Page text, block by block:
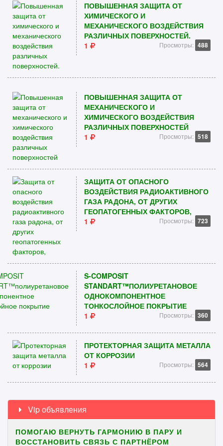
ПОВЫШЕННАЯ ЗАЩИТА ОТ
ХИМИЧЕСКОГО И
МЕХАНИЧЕСКОГО ВОЗДЕЙСТВИЯ
РАЗЛИЧНЫХ ПОВЕРХНОСТЕЙ.
1
Просмотры: 488
ПОВЫШЕННАЯ ЗАЩИТА ОТ
МЕХАНИЧЕСКОГО И
ХИМИЧЕСКОГО ВОЗДЕЙСТВИЯ
РАЗЛИЧНЫХ ПОВЕРХНОСТЕЙ
1
Просмотры: 518
ЗАЩИТА ОТ ОПАСНОГО
ВОЗДЕЙСТВИЯ РАДИОАКТИВНОГО
ГАЗА РАДОНА, ОТ ДРУГИХ
ГЕОПАТОГЕННЫХ ФАКТОРОВ,
1
Просмотры: 723
S-COMPOSIT
STANDART™ПОЛИУРЕТАНОВОЕ
ОДНОКОМПОНЕНТНОЕ
ТОНКОСЛОЙНОЕ ПОКРЫТИЕ
1
Просмотры: 360
ПРОТЕКТОРНАЯ ЗАЩИТА МЕТАЛЛА
ОТ КОРРОЗИИ
1
Просмотры: 564
Vip объявления
ПОМОГАЮ ВЕРНУТЬ ГАРМОНИЮ В ПАРУ И
ВОССТАНОВИТЬ СВЯЗЬ С ПАРТНЁРОМ